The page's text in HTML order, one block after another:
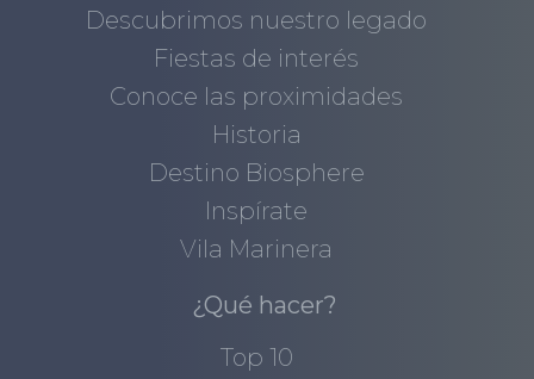
Descubrimos nuestro legado
Fiestas de interés
Conoce las proximidades
Historia
Destino Biosphere
Inspírate
Vila Marinera
¿Qué hacer?
Top 10